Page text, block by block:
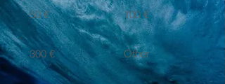
50 € 100 €
300 € Other